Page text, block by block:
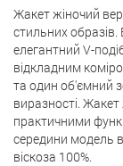
Жакет жіночий
стильних образів.
елегантний V-
відкладним
та один об'ємний
виразності.
практичними
середини модель
віскоза 100%.